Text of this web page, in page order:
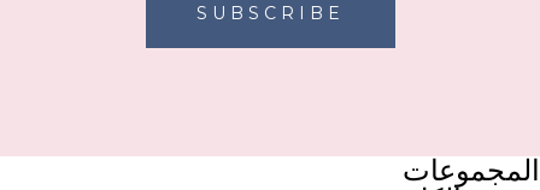
SUBSCRIBE
المجموعات